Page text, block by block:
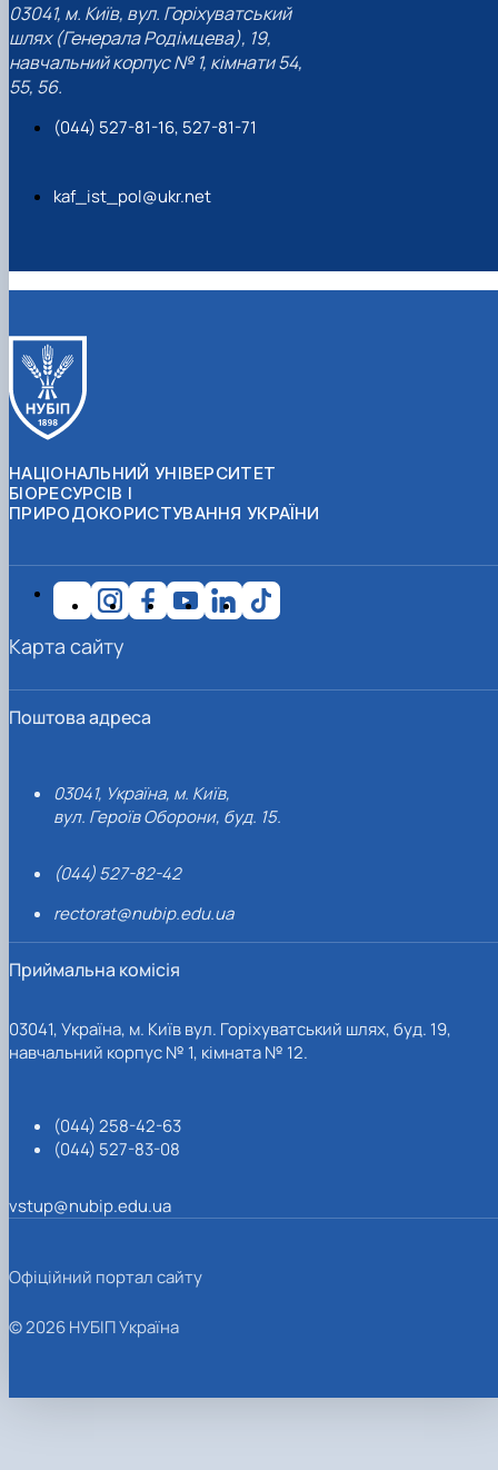
03041, м. Київ, вул. Горіхуватський
шлях (Генерала Родімцева), 19,
навчальний корпус № 1, кімнати 54,
55, 56.
(044) 527-81-16, 527-81-71
kaf_ist_pol@ukr.net
НАЦІОНАЛЬНИЙ УНІВЕРСИТЕТ
БІОРЕСУРСІВ І
ПРИРОДОКОРИСТУВАННЯ УКРАЇНИ
Поштова адреса
03041, Україна, м. Київ,
вул. Героїв Оборони, буд. 15.
(044) 527-82-42
rectorat@nubip.edu.ua
Приймальна комісія
03041, Україна, м. Київ вул. Горіхуватський шлях, буд. 19,
навчальний корпус № 1, кімната № 12.
(044) 258-42-63
(044) 527-83-08
vstup@nubip.edu.ua
Карта сайту
Офіційний портал сайту
© 2026 НУБІП Україна